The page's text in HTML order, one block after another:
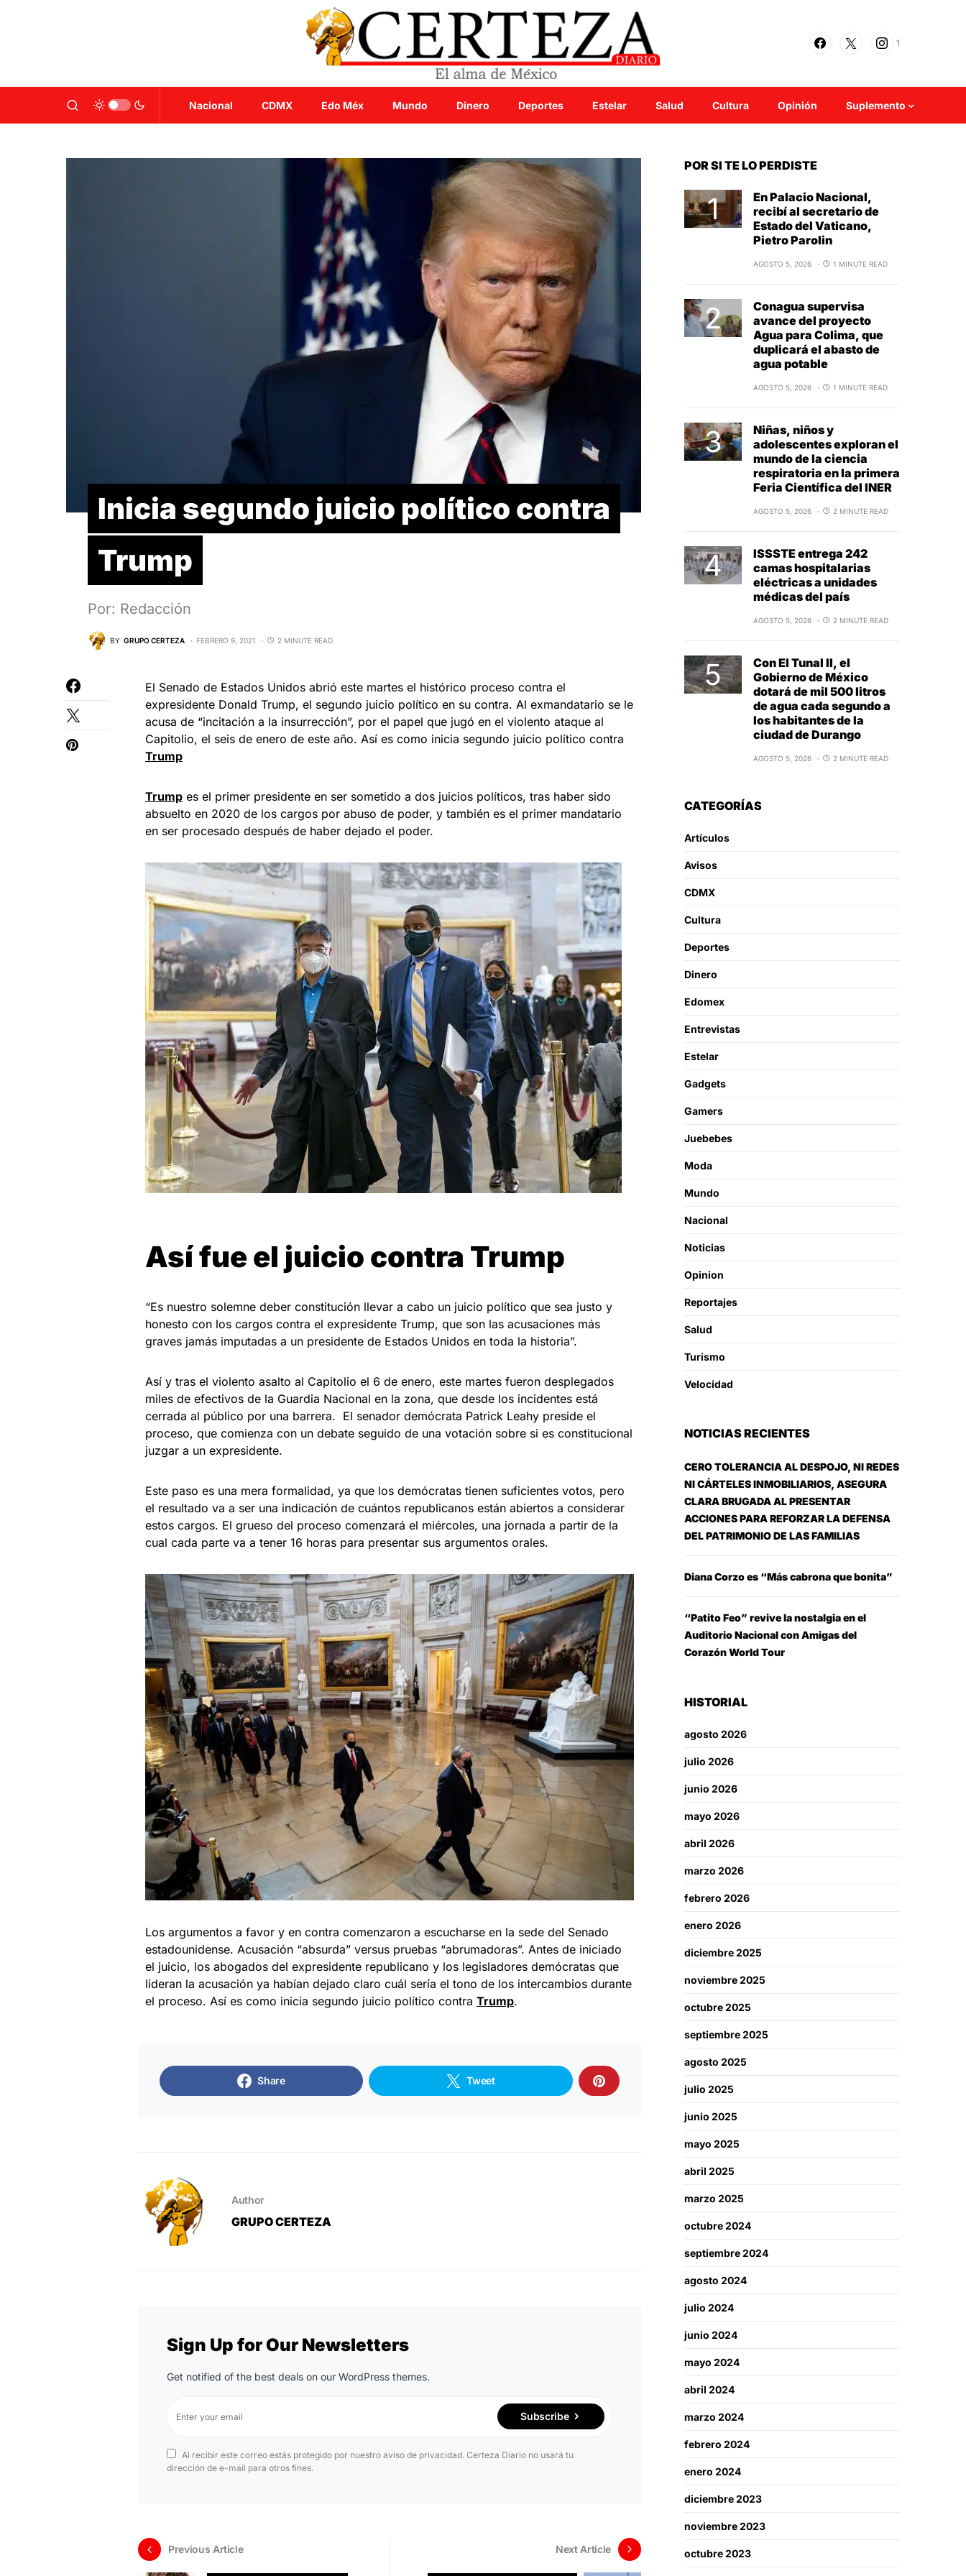
1
Nacional CDMX Edo Méx Mundo Dinero Deportes Estelar Salud Cultura Opinión Suplemento
Inicia segundo juicio político contra
Trump
Por: Redacción
BY GRUPO CERTEZA FEBRERO 9, 2021 2 MINUTE READ
El Senado de Estados Unidos abrió este martes el histórico proceso contra el
expresidente Donald Trump, el segundo juicio político en su contra. Al exmandatario se le
acusa de “incitación a la insurrección”, por el papel que jugó en el violento ataque al
Capitolio, el seis de enero de este año. Así es como inicia segundo juicio político contra
Trump
Trump es el primer presidente en ser sometido a dos juicios políticos, tras haber sido
absuelto en 2020 de los cargos por abuso de poder, y también es el primer mandatario
en ser procesado después de haber dejado el poder.
Así fue el juicio contra Trump
“Es nuestro solemne deber constitución llevar a cabo un juicio político que sea justo y
honesto con los cargos contra el expresidente Trump, que son las acusaciones más
graves jamás imputadas a un presidente de Estados Unidos en toda la historia”.
Así y tras el violento asalto al Capitolio el 6 de enero, este martes fueron desplegados
miles de efectivos de la Guardia Nacional en la zona, que desde los incidentes está
cerrada al público por una barrera. El senador demócrata Patrick Leahy preside el
proceso, que comienza con un debate seguido de una votación sobre si es constitucional
juzgar a un expresidente.
Este paso es una mera formalidad, ya que los demócratas tienen suficientes votos, pero
el resultado va a ser una indicación de cuántos republicanos están abiertos a considerar
estos cargos. El grueso del proceso comenzará el miércoles, una jornada a partir de la
cual cada parte va a tener 16 horas para presentar sus argumentos orales.
Los argumentos a favor y en contra comenzaron a escucharse en la sede del Senado
estadounidense. Acusación “absurda” versus pruebas “abrumadoras”. Antes de iniciado
el juicio, los abogados del expresidente republicano y los legisladores demócratas que
lideran la acusación ya habían dejado claro cuál sería el tono de los intercambios durante
el proceso. Así es como inicia segundo juicio político contra Trump.
Share Tweet
Author
GRUPO CERTEZA
Sign Up for Our Newsletters
Get notified of the best deals on our WordPress themes.
Subscribe
Al recibir este correo estás protegido por nuestro aviso de privacidad. Certeza Diario no usará tu
dirección de e-mail para otros fines.
Previous Article Next Article
POR SI TE LO PERDISTE
En Palacio Nacional,
recibí al secretario de
Estado del Vaticano,
Pietro Parolin
AGOSTO 5, 2026 1 MINUTE READ
Conagua supervisa
avance del proyecto
Agua para Colima, que
duplicará el abasto de
agua potable
AGOSTO 5, 2026 1 MINUTE READ
Niñas, niños y
adolescentes exploran el
mundo de la ciencia
respiratoria en la primera
Feria Científica del INER
AGOSTO 5, 2026 2 MINUTE READ
ISSSTE entrega 242
camas hospitalarias
eléctricas a unidades
médicas del país
AGOSTO 5, 2026 2 MINUTE READ
Con El Tunal II, el
Gobierno de México
dotará de mil 500 litros
de agua cada segundo a
los habitantes de la
ciudad de Durango
AGOSTO 5, 2026 2 MINUTE READ
CATEGORÍAS
Artículos
Avisos
CDMX
Cultura
Deportes
Dinero
Edomex
Entrevistas
Estelar
Gadgets
Gamers
Juebebes
Moda
Mundo
Nacional
Noticias
Opinion
Reportajes
Salud
Turismo
Velocidad
NOTICIAS RECIENTES
CERO TOLERANCIA AL DESPOJO, NI REDES
NI CÁRTELES INMOBILIARIOS, ASEGURA
CLARA BRUGADA AL PRESENTAR
ACCIONES PARA REFORZAR LA DEFENSA
DEL PATRIMONIO DE LAS FAMILIAS
Diana Corzo es “Más cabrona que bonita”
“Patito Feo” revive la nostalgia en el
Auditorio Nacional con Amigas del
Corazón World Tour
HISTORIAL
agosto 2026
julio 2026
junio 2026
mayo 2026
abril 2026
marzo 2026
febrero 2026
enero 2026
diciembre 2025
noviembre 2025
octubre 2025
septiembre 2025
agosto 2025
julio 2025
junio 2025
mayo 2025
abril 2025
marzo 2025
octubre 2024
septiembre 2024
agosto 2024
julio 2024
junio 2024
mayo 2024
abril 2024
marzo 2024
febrero 2024
enero 2024
diciembre 2023
noviembre 2023
octubre 2023